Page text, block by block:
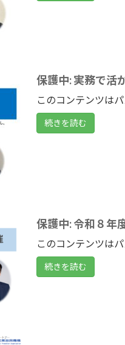
保護中: 実務で活
このコンテンツは
続きを読む
保護中: 令和８年
このコンテンツは
続きを読む